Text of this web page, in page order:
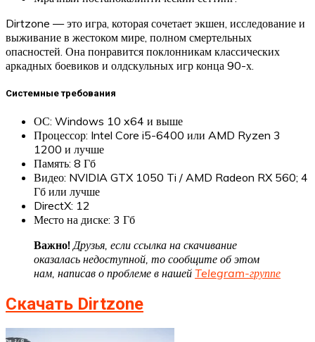
Dirtzone — это игра, которая сочетает экшен, исследование и
выживание в жестоком мире, полном смертельных
опасностей. Она понравится поклонникам классических
аркадных боевиков и олдскульных игр конца 90-х.
Системные требования
ОС: Windows 10 x64 и выше
Процессор: Intel Core i5-6400 или AMD Ryzen 3
1200 и лучше
Память: 8 Гб
Видео: NVIDIA GTX 1050 Ti / AMD Radeon RX 560; 4
Гб или лучше
DirectX: 12
Место на диске: 3 Гб
Важно!Друзья, если ссылка на скачивание
оказалась недоступной, то сообщите об этом
нам, написав о проблеме в нашей Telegram-группе
Скачать Dirtzone